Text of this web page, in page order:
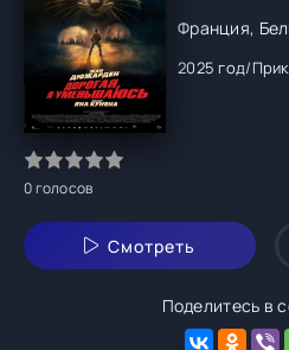
Франция,
2025 год/
0голосов
Смотреть
Поделитесь в